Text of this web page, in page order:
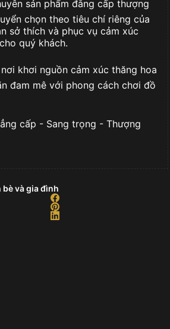
sản phẩm đẳng cấp thượng
chọn theo tiêu chí riêng của
sở thích và phục vụ cảm xúc
quý khách.
nơi khơi nguồn cảm xúc thăng hoa
đam mê với phong cách chơi đồ
cấp - Sang trọng - Thượng
bè và gia đình